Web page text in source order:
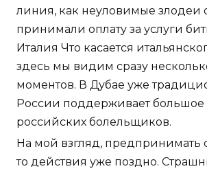
линия, как неуловимые злодеи
принимали оплату за услуги
Италия Что касается
здесь мы видим сразу
моментов. В Дубае уже
России поддерживает большое
российских болельщиков.
На мой взгляд, предпринимать
то действия уже поздно.